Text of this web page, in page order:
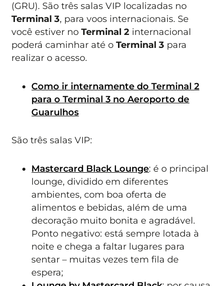
(GRU). São três salas VIP localizadas no
Terminal 3, para voos internacionais. Se
você estiver noTerminal 2 internacional
poderá caminhar até oTerminal 3 para
realizar o acesso.
Como ir internamente do Terminal 2
para o Terminal 3 no Aeroporto de
Guarulhos
São três salas VIP:
Mastercard Black Lounge: é o principal
lounge, dividido em diferentes
ambientes, com boa oferta de
alimentos e bebidas, além de uma
decoração muito bonita e agradável.
Ponto negativo: está sempre lotada à
noite e chega a faltar lugares para
sentar – muitas vezes tem fila de
espera;